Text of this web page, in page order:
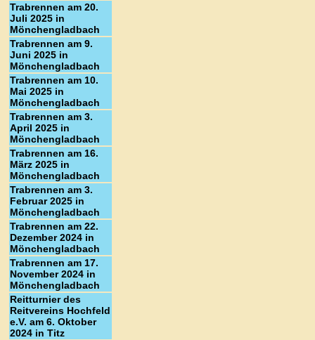
Trabrennen am 20.
Juli 2025 in
Mönchengladbach
Trabrennen am 9.
Juni 2025 in
Mönchengladbach
Trabrennen am 10.
Mai 2025 in
Mönchengladbach
Trabrennen am 3.
April 2025 in
Mönchengladbach
Trabrennen am 16.
März 2025 in
Mönchengladbach
Trabrennen am 3.
Februar 2025 in
Mönchengladbach
Trabrennen am 22.
Dezember 2024 in
Mönchengladbach
Trabrennen am 17.
November 2024 in
Mönchengladbach
Reitturnier des
Reitvereins Hochfeld
e.V. am 6. Oktober
2024 in Titz